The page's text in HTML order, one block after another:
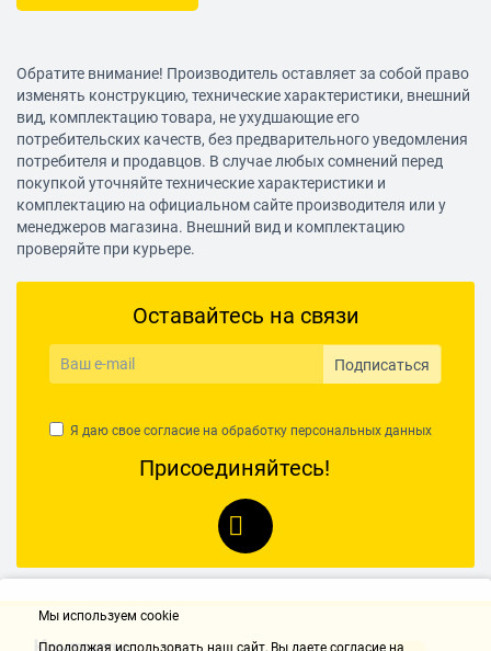
таймер
Обратите внимание! Производитель оставляет за собой право
изменять конструкцию, технические характеристики, внешний
вид, комплектацию товара, не ухудшающие его
потребительских качеств, без предварительного уведомления
потребителя и продавцов. В случае любых сомнений перед
покупкой уточняйте технические характеристики и
комплектацию на официальном сайте производителя или у
менеджеров магазина. Внешний вид и комплектацию
проверяйте при курьере.
Оставайтесь на связи
Подписаться
Я даю свое согласие на обработку персональных данных
Присоединяйтесь!
Мы используем cookie
Продолжая использовать наш cайт, Вы даете согласие на